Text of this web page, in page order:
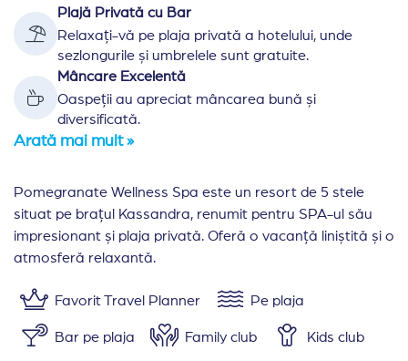
Pomegranate Wellness Spa este un resort de 5 stele
situat pe brațul Kassandra, renumit pentru SPA-ul său
impresionant și plaja privată. Oferă o vacanță liniștită și o
atmosferă relaxantă.
Favorit Travel Planner Pe plaja
Bar pe plaja Family club Kids club
Plajă Privată cu Bar
Relaxați-vă pe plaja privată a hotelului, unde
sezlongurile și umbrelele sunt gratuite.
Mâncare Excelentă
Oaspeții au apreciat mâncarea bună și
diversificată.
Arată mai mult »